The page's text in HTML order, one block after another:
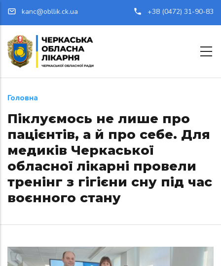
kanc@obllik.ck.ua +38 (0472) 31-90-83
Головна
Піклуємось не лише про
пацієнтів, а й про себе. Для
медиків Черкаської
обласної лікарні провели
тренінг з гігієни сну під час
воєнного стану